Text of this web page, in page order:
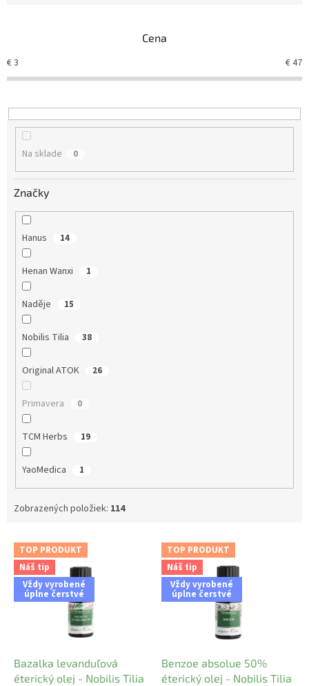
r
o
u
k
Cena
€3 €47
Na sklade 0
Značky
Hanus 14
Henan Wanxi 1
Naděje 15
Nobilis Tilia 38
Original ATOK 26
Primavera 0
TCM Herbs 19
YaoMedica 1
Zobrazených položiek: 114
V
p
TOP PRODUKT
Náš tip
Vždy vyrobené
úplne čerstvé
Bazalka levanduľová
éterický olej - Nobilis Tilia
TOP PRODUKT
Náš tip
Vždy vyrobené
úplne čerstvé
Benzoe absolue 50%
éterický olej - Nobilis Tilia